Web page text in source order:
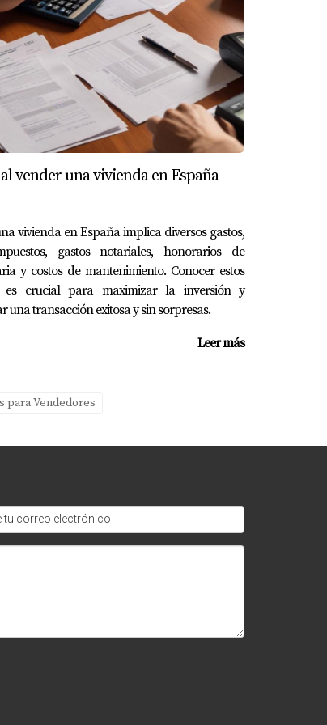
preciso.
reparaciones necesarias.
Recuerda que cada decisión
vender una vivienda en España
vivienda en España implica diversos gastos,
gastos notariales, honorarios de
y costos de mantenimiento. Conocer estos
es crucial para maximizar la inversión y
una transacción exitosa y sin sorpresas.
Leer más
para Vendedores